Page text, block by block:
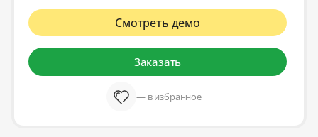
Смотреть демо
Заказать
— в избранное